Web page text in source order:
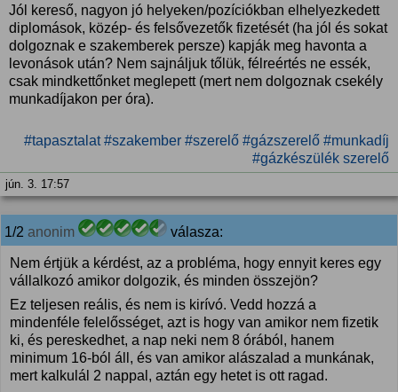
Jól kereső, nagyon jó helyeken/pozíciókban elhelyezkedett
diplomások, közép- és felsővezetők fizetését (ha jól és sokat
dolgoznak e szakemberek persze) kapják meg havonta a
levonások után? Nem sajnáljuk tőlük, félreértés ne essék,
csak mindkettőnket meglepett (mert nem dolgoznak csekély
munkadíjakon per óra).
#tapasztalat #szakember #szerelő #gázszerelő #munkadíj
#gázkészülék szerelő
jún. 3. 17:57
1/2 anonim válasza:
Nem értjük a kérdést, az a probléma, hogy ennyit keres egy
vállalkozó amikor dolgozik, és minden összejön?
Ez teljesen reális, és nem is kirívó. Vedd hozzá a
mindenféle felelősséget, azt is hogy van amikor nem fizetik
ki, és pereskedhet, a nap neki nem 8 órából, hanem
minimum 16-ból áll, és van amikor alászalad a munkának,
mert kalkulál 2 nappal, aztán egy hetet is ott ragad.